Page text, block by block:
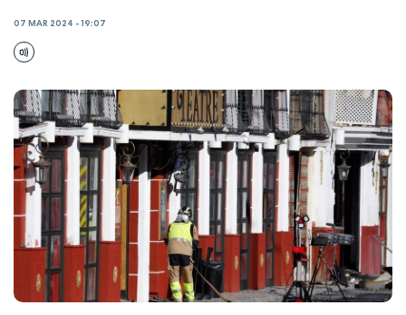
07 MAR 2024 - 19:07